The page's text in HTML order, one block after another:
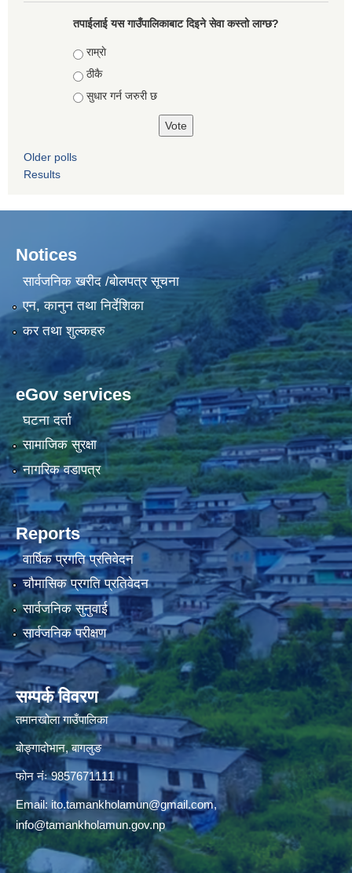
तपाईलाई यस गाउँपालिकाबाट दिइने सेवा कस्तो लाग्छ?
Choices
राम्राे
ठीकै
सुधार गर्न जरुरी छ
Older polls
Results
Notices
सार्वजनिक खरीद /बोलपत्र सूचना
एन, कानुन तथा निर्देशिका
कर तथा शुल्कहरु
eGov services
घटना दर्ता
सामाजिक सुरक्षा
नागरिक वडापत्र
Reports
वार्षिक प्रगति प्रतिवेदन
चौमासिक प्रगति प्रतिवेदन
सार्वजनिक सुनुवाई
सार्वजनिक परीक्षण
सम्पर्क विवरण
तमानखोला गाउँपालिका
बोङ्गादोभान, बागलुङ
फोन नंः 9857671111
Email: ito.tamankholamun@gmail.com,
info@tamankholamun.gov.np